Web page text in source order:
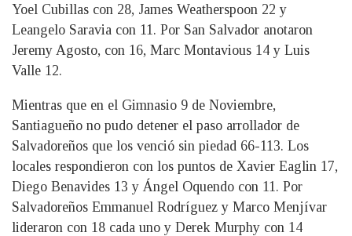
Yoel Cubillas con 28, James Weatherspoon 22 y
Leangelo Saravia con 11. Por San Salvador anotaron
Jeremy Agosto, con 16, Marc Montavious 14 y Luis
Valle 12.
Mientras que en el Gimnasio 9 de Noviembre,
Santiagueño no pudo detener el paso arrollador de
Salvadoreños que los venció sin piedad 66-113. Los
locales respondieron con los puntos de Xavier Eaglin 17,
Diego Benavides 13 y Ángel Oquendo con 11. Por
Salvadoreños Emmanuel Rodríguez y Marco Menjívar
lideraron con 18 cada uno y Derek Murphy con 14